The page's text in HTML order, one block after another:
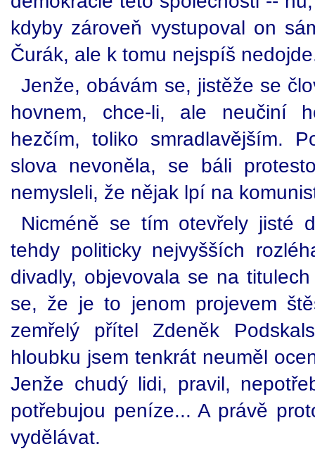
kdyby zároveň vystupoval on
Čurák, ale k tomu nejspíš
Jenže, obávám se, jistěže se
hovnem, chce-li, ale neučiní
hezčím, toliko smradlavějším.
slova nevoněla, se báli
nemysleli, že nějak lpí na
Nicméně se tím otevřely jisté
tehdy politicky nejvyšších
divadly, objevovala se na
se, že je to jenom projevem
zemřelý přítel Zdeněk
hloubku jsem tenkrát neuměl
Jenže chudý lidi, pravil,
potřebujou peníze... A právě
vydělávat.